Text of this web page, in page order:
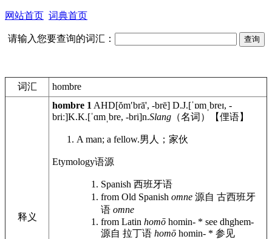
网站首页 词典首页
请输入您要查询的词汇：
词汇 hombre
释义
hombre 1 AHD[ŏmʹbrā', -brē] D.J.[ˈɒmˌbreɪ, -
briː]K.K.[ˈɑmˌbre, -bri]n.Slang （名词）【俚语】
A man; a fellow.男人；家伙
Etymology语源
Spanish 西班牙语
from Old Spanish omne 源自 古西班牙
语 omne
from Latin homō homin- * see dhghem-
源自 拉丁语 homō homin- * 参见